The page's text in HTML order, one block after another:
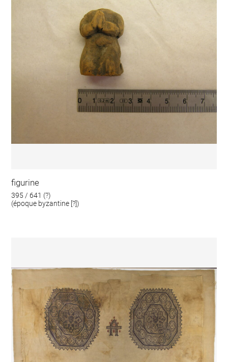
figurine
395 / 641 (?)
(époque byzantine [?])